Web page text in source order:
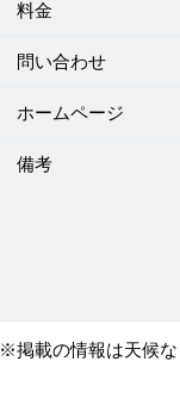
料金
問い合わせ
ホームページ
備考
※掲載の情報は天候な